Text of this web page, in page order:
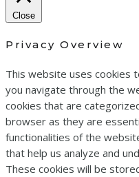
Close
Privacy Overview
This website uses cookies
you navigate through the
cookies that are
browser as they are
functionalities of the
that help us analyze and
These cookies will be